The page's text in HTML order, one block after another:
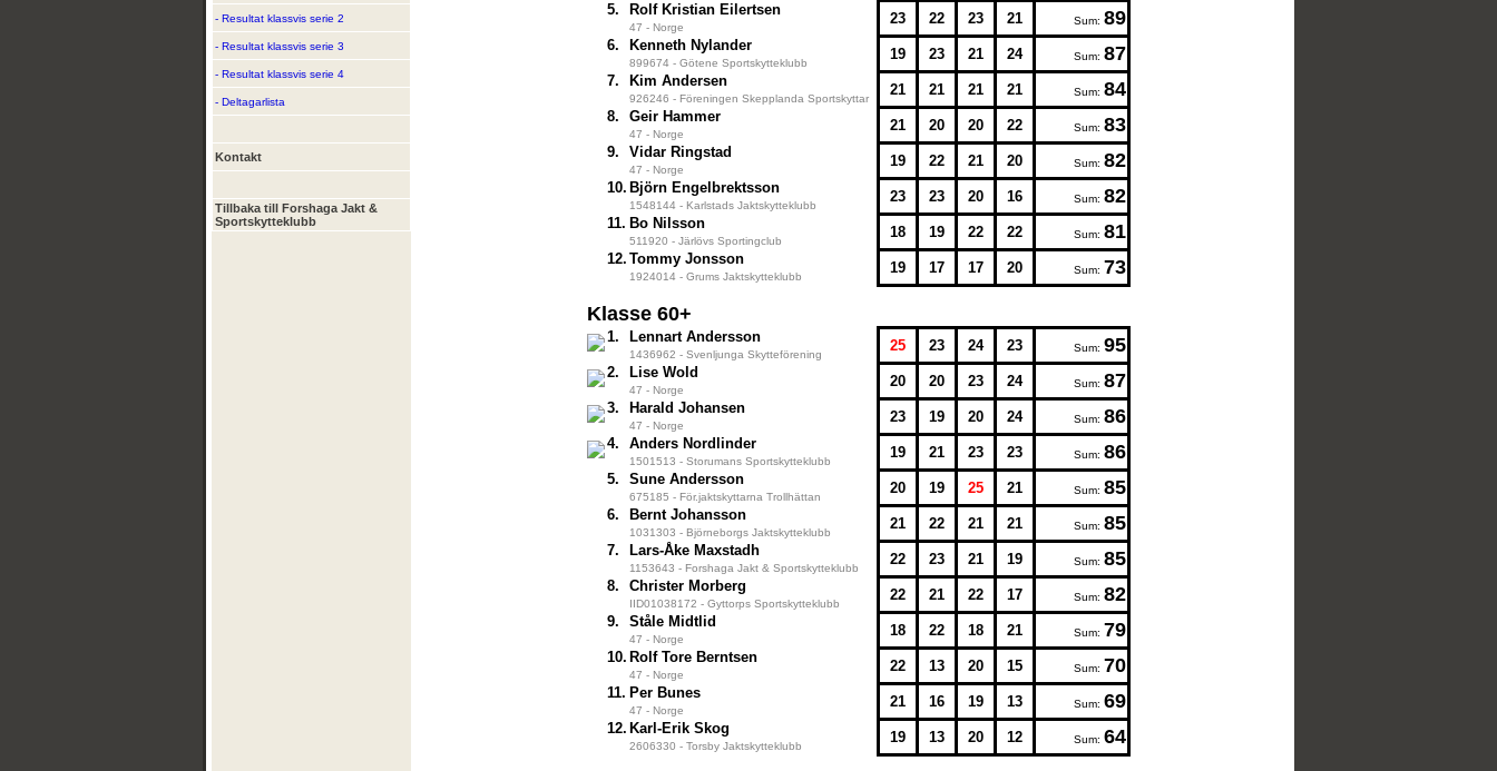
- Resultat klassvis serie 2
- Resultat klassvis serie 3
- Resultat klassvis serie 4
- Deltagarlista
Kontakt
Tillbaka till Forshaga Jakt &
Sportskytteklubb
5. Rolf Kristian Eilertsen
47 - Norge
23 22 23 21 Sum: 89
6. Kenneth Nylander
899674 - Götene Sportskytteklubb
19 23 21 24 Sum: 87
7. Kim Andersen
926246 - Föreningen Skepplanda Sportskyttar
21 21 21 21 Sum: 84
8. Geir Hammer
47 - Norge
21 20 20 22 Sum: 83
9. Vidar Ringstad
47 - Norge
19 22 21 20 Sum: 82
10. Björn Engelbrektsson
1548144 - Karlstads Jaktskytteklubb
23 23 20 16 Sum: 82
11. Bo Nilsson
511920 - Järlövs Sportingclub
18 19 22 22 Sum: 81
12. Tommy Jonsson
1924014 - Grums Jaktskytteklubb
19 17 17 20 Sum: 73
Klasse 60+
1. Lennart Andersson
1436962 - Svenljunga Skytteförening
25 23 24 23 Sum: 95
2. Lise Wold
47 - Norge
20 20 23 24 Sum: 87
3. Harald Johansen
47 - Norge
23 19 20 24 Sum: 86
4. Anders Nordlinder
1501513 - Storumans Sportskytteklubb
19 21 23 23 Sum: 86
5. Sune Andersson
675185 - För.jaktskyttarna Trollhättan
20 19 25 21 Sum: 85
6. Bernt Johansson
1031303 - Björneborgs Jaktskytteklubb
21 22 21 21 Sum: 85
7. Lars-Åke Maxstadh
1153643 - Forshaga Jakt & Sportskytteklubb
22 23 21 19 Sum: 85
8. Christer Morberg
IID01038172 - Gyttorps Sportskytteklubb
22 21 22 17 Sum: 82
9. Ståle Midtlid
47 - Norge
18 22 18 21 Sum: 79
10. Rolf Tore Berntsen
47 - Norge
22 13 20 15 Sum: 70
11. Per Bunes
47 - Norge
21 16 19 13 Sum: 69
12. Karl-Erik Skog
2606330 - Torsby Jaktskytteklubb
19 13 20 12 Sum: 64